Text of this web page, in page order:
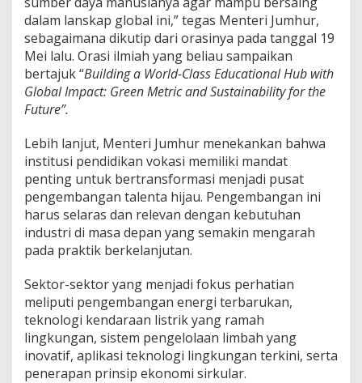
dalam lanskap global ini,” tegas Menteri Jumhur,
sebagaimana dikutip dari orasinya pada tanggal 19
Mei lalu. Orasi ilmiah yang beliau sampaikan
bertajuk “Building a World-Class Educational Hub with
Global Impact: Green Metric and Sustainability for the
Future”.
Lebih lanjut, Menteri Jumhur menekankan bahwa
institusi pendidikan vokasi memiliki mandat
penting untuk bertransformasi menjadi pusat
pengembangan talenta hijau. Pengembangan ini
harus selaras dan relevan dengan kebutuhan
industri di masa depan yang semakin mengarah
pada praktik berkelanjutan.
Sektor-sektor yang menjadi fokus perhatian
meliputi pengembangan energi terbarukan,
teknologi kendaraan listrik yang ramah
lingkungan, sistem pengelolaan limbah yang
inovatif, aplikasi teknologi lingkungan terkini, serta
penerapan prinsip ekonomi sirkular.